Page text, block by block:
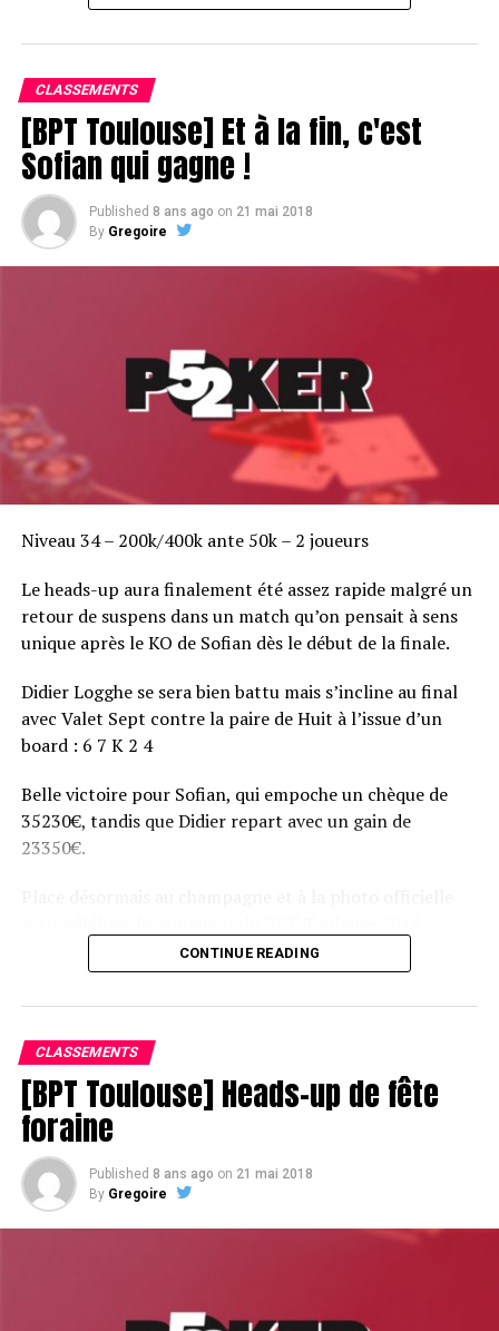
CLASSEMENTS
[BPT Toulouse] Et à la fin, c'est
Sofian qui gagne !
Published 8 ans ago on 21 mai 2018
By Gregoire
Niveau 34 – 200k/400k ante 50k – 2 joueurs
Le heads-up aura finalement été assez rapide malgré un
retour de suspens dans un match qu’on pensait à sens
unique après le KO de Sofian dès le début de la finale.
Didier Logghe se sera bien battu mais s’incline au final
avec Valet Sept contre la paire de Huit à l’issue d’un
board : 6 7 K 2 4
Belle victoire pour Sofian, qui empoche un chèque de
35230€, tandis que Didier repart avec un gain de
23350€.
CONTINUE READING
CLASSEMENTS
[BPT Toulouse] Heads-up de fête
foraine
Published 8 ans ago on 21 mai 2018
By Gregoire